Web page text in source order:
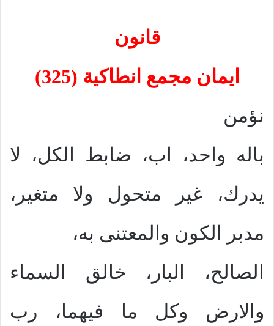
قانون
ايمان مجمع انطاكية (325)
نؤمن
باله واحد، اب، ضابط الكل، لا
يدرك، غير متحول ولا متغير،
مدبر الكون والمعتنى به،
الصالح، البار، خالق السماء
والارض وكل ما فيهما، رب